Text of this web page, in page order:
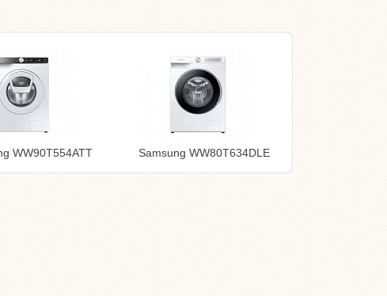
WW90T554ATT
Samsung WW80T634DLE